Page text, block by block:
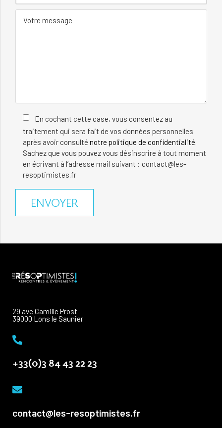
En cochant cette case, vous consentez au
traitement qui sera fait de vos données personnelles
après avoir consulté notre politique de confidentialité
Sachez que vous pouvez vous désinscrire à tout moment
en écrivant à l’adresse mail suivant : contact@les-
resoptimistes.fr
29 ave Camille Prost
39000 Lons le Saunier
+33(0)3 84 43 22 23
contact@les-resoptimistes.fr